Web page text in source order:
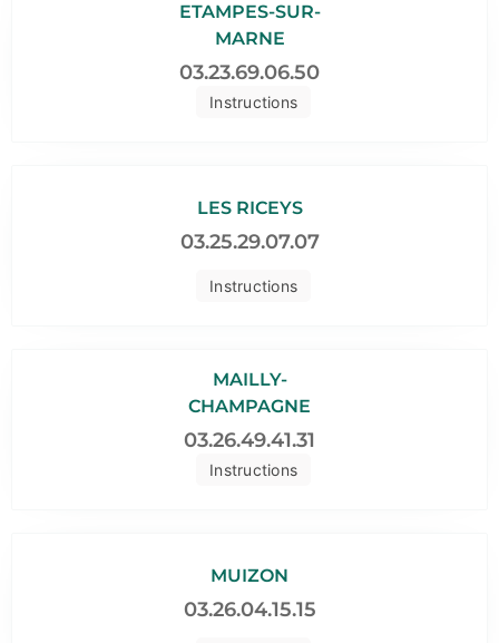
Instructions
ETAMPES-SUR-
MARNE
03.23.69.06.50
Instructions
LES RICEYS
03.25.29.07.07
Instructions
MAILLY-
CHAMPAGNE
03.26.49.41.31
MUIZON
03.26.04.15.15